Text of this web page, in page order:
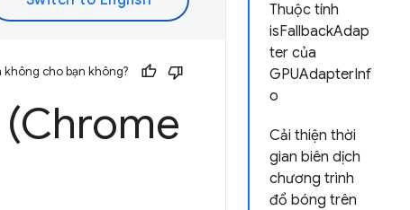
Thuộc tính
isFallbackAdap
ter của
GPUAdapterInf
o
Cải thiện thời
gian biên dịch
chương trình
đổ bóng trên
cho bạn không?
(Chrome